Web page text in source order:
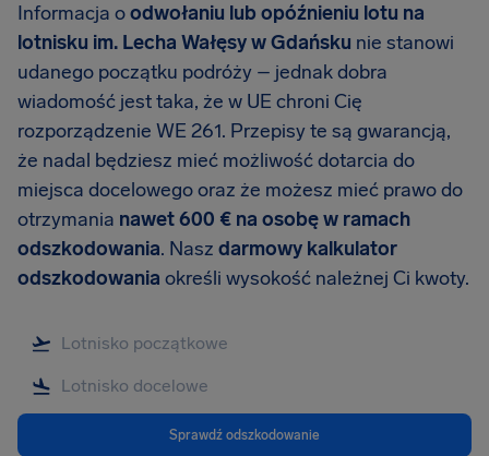
Informacja oodwołaniu lub opóźnieniu lotu na
lotnisku im. Lecha Wałęsy w Gdańsku nie stanowi
udanego początku podróży – jednak dobra
wiadomość jest taka, że w UE chroni Cię
rozporządzenie WE 261. Przepisy te są gwarancją,
że nadal będziesz mieć możliwość dotarcia do
miejsca docelowego oraz że możesz mieć prawo do
otrzymania nawet 600 € na osobę w ramach
odszkodowania. Nasz darmowy kalkulator
odszkodowania określi wysokość należnej Ci kwoty.
Sprawdź odszkodowanie